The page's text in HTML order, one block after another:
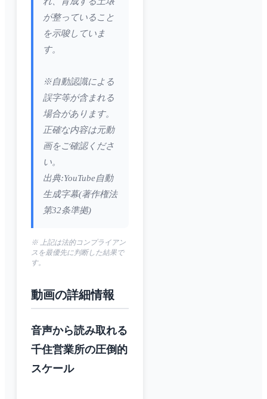
が整っていること
を示唆していま
す。
※自動認識による
誤字等が含まれる
場合があります。
正確な内容は元動
画をご確認くださ
い。
出典:YouTube自動
生成字幕(著作権法
第32条準拠)
※ 上記は法的コンプライアン
スを最優先に判断した結果で
す。
動画の詳細情報
音声から読み取れる
千住営業所の圧倒的
スケール